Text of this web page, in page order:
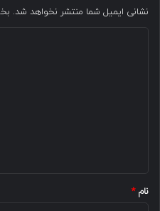
نشانی ایمیل شما منتشر نخواهد شد.
نام*